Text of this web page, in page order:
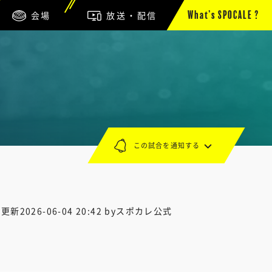
会場 放送・配信 What’s SPOCALE ?
新2026-06-04 20:42 byスポカレ公式
この試合を通知する